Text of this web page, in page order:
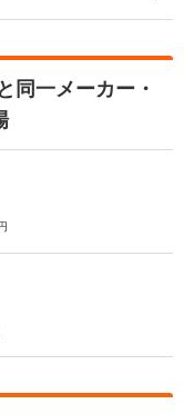
同一メーカー・